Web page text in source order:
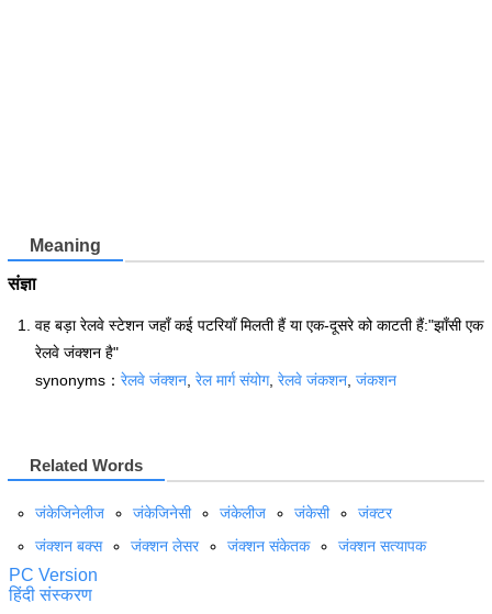
Meaning
संज्ञा
वह बड़ा रेलवे स्टेशन जहाँ कई पटरियाँ मिलती हैं या एक-दूसरे को काटती हैं:"झाँसी एक
रेलवे जंक्शन है"
synonyms： रेलवे जंक्शन रेल मार्ग संयोग, रेलवे जंकशन जंकशन
Related Words
जंकेजिनेलीज जंकेजिनेसी जंकेलीज जंकेसी
जंक्टर
जंक्शन बक्स
जंक्शन लेसर जंक्शन संकेतक जंक्शन सत्यापक
PC Version
हिंदी संस्करण